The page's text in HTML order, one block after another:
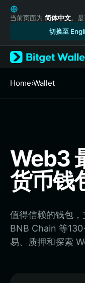
English
日本語
Русский
Español
Türkçe
Italiano
Bahasa Indonesia
ภาษาไทย
हिन्दी
Português (Brasil)
Español (Argentina)
当前页面为 简体中文。
切换至
Home›Wallet
Web3
货币钱
值得信赖的钱包，
BNB Chain 等
易、质押和探索